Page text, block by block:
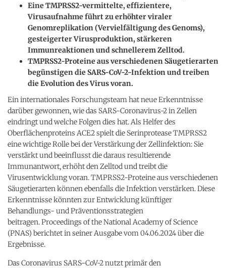
Eine TMPRSS2-vermittelte, effizientere,
Virusaufnahme führt zu erhöhter viraler
Genomreplikation (Vervielfältigung des Genoms),
gesteigerter Virusproduktion, stärkeren
Immunreaktionen und schnellerem Zelltod.
TMPRSS2-Proteine aus verschiedenen Säugetierarten
begünstigen die SARS-CoV-2-Infektion und treiben
die Evolution des Virus voran.
Ein internationales Forschungsteam hat neue Erkenntnisse
darüber gewonnen, wie das SARS-Coronavirus-2 in Zellen
eindringt und welche Folgen dies hat. Als Helfer des
Oberflächenproteins ACE2 spielt die Serinprotease TMPRSS2
eine wichtige Rolle bei der Verstärkung der Zellinfektion: Sie
verstärkt und beeinflusst die daraus resultierende
Immunantwort, erhöht den Zelltod und treibt die
Virusentwicklung voran. TMPRSS2-Proteine aus verschiedenen
Säugetierarten können ebenfalls die Infektion verstärken. Diese
Erkenntnisse könnten zur Entwicklung künftiger
Behandlungs- und Präventionsstrategien
beitragen.Proceedings of the National Academy of Science
(PNAS) berichtet in seiner Ausgabe vom 04.06.2024 über die
Ergebnisse.
Das Coronavirus SARS-CoV-2 nutzt primär den